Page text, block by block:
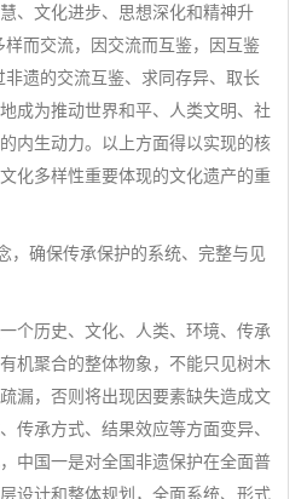
、文化进步、思想深化和精神升
而交流，因交流而互鉴，因互鉴
遗的交流互鉴、求同存异、取长
成为推动世界和平、人类文明、社
内生动力。以上方面得以实现的核
化多样性重要体现的文化遗产的重
确保传承保护的系统、完整与见
历史、文化、人类、环境、传承
机聚合的整体物象，不能只见树木
漏，否则将出现因要素缺失造成文
传承方式、结果效应等方面变异、
中国一是对全国非遗保护在全面普
设计和整体规划，全面系统、形式